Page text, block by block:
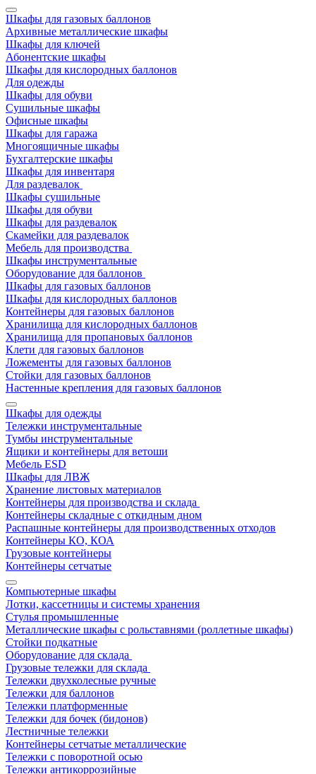
Шкафы для газовых баллонов
Архивные металлические шкафы
Шкафы для ключей
Абонентские шкафы
Шкафы для кислородных баллонов
Для одежды
Шкафы для обуви
Сушильные шкафы
Офисные шкафы
Шкафы для гаража
Многоящичные шкафы
Бухгалтерские шкафы
Шкафы для инвентаря
Для раздевалок
Шкафы сушильные
Шкафы для обуви
Шкафы для раздевалок
Скамейки для раздевалок
Мебель для производства
Шкафы инструментальные
Оборудование для баллонов
Шкафы для газовых баллонов
Шкафы для кислородных баллонов
Контейнеры для газовых баллонов
Хранилища для кислородных баллонов
Хранилища для пропановых баллонов
Клети для газовых баллонов
Ложементы для газовых баллонов
Стойки для газовых баллонов
Настенные крепления для газовых баллонов
Шкафы для одежды
Тележки инструментальные
Тумбы инструментальные
Ящики и контейнеры для ветоши
Мебель ESD
Шкафы для ЛВЖ
Хранение листовых материалов
Контейнеры для производства и склада
Контейнеры складные с откидным дном
Распашные контейнеры для производственных отходов
Контейнеры КО, КОА
Грузовые контейнеры
Контейнеры сетчатые
Компьютерные шкафы
Лотки, кассетницы и системы хранения
Стулья промышленные
Металлические шкафы с рольставнями (роллетные шкафы)
Стойки подкатные
Оборудование для склада
Грузовые тележки для склада
Тележки двухколесные ручные
Тележки для баллонов
Тележки платформенные
Тележки для бочек (бидонов)
Лестничные тележки
Контейнеры сетчатые металлические
Тележки с поворотной осью
Тележки антикоррозийные